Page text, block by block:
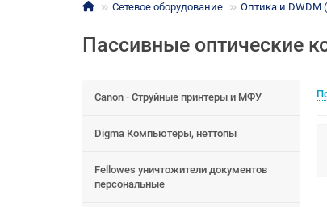
Сетевое оборудование Оптика и DWDM
Пассивные оптические
Canon - Струйные принтеры и МФУ
Digma Компьютеры, неттопы
Fellowes уничтожители документов
персональные